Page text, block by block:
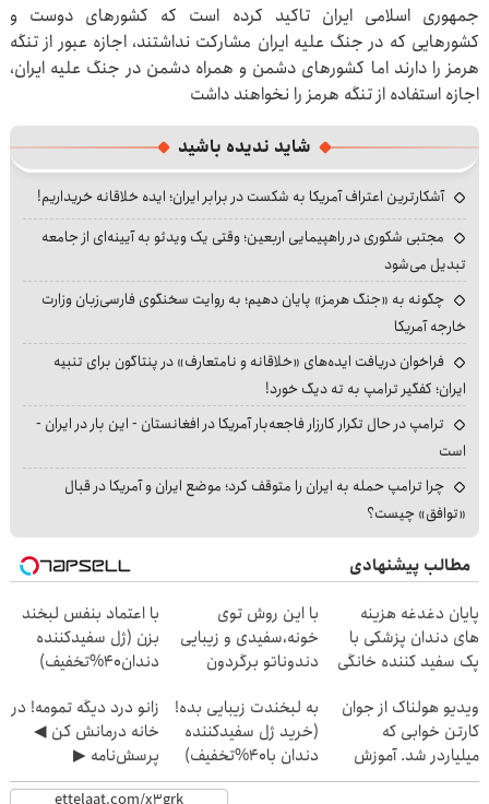
جمهوری اسلامی ایران تاکید کرده است که کشورهای دوست و
کشورهایی که در جنگ علیه ایران مشارکت نداشتند، اجازه عبور از تنگه
هرمز را دارند اما کشورهای دشمن و همراه دشمن در جنگ علیه ایران،
اجازه استفاده از تنگه هرمز را نخواهند داشت
شاید ندیده باشید
آشکارترین اعتراف آمریکا به شکست در برابر ایران؛ ایده خلاقانه خریداریم!
مجتبی شکوری در راهپیمایی اربعین؛ وقتی یک ویدئو به آیینه‌ای از جامعه
تبدیل می‌شود
چگونه به «جنگ هرمز» پایان دهیم؛ به روایت سخنگوی فارسی‌زبان وزارت
خارجه آمریکا
فراخوان دریافت ایده‌های «خلاقانه و نامتعارف» در پنتاگون برای تنبیه
ایران؛ کفگیر ترامپ به ته دیگ خورد!
ترامپ در حال تکرار کارزار فاجعه‌بار آمریکا در افغانستان - این بار در ایران -
است
چرا ترامپ حمله به ایران را متوقف کرد؛ موضع ایران و آمریکا در قبال
«توافق» چیست؟
مطالب پیشنهادی
پایان دغدغه هزینه
های دندان پزشکی با
پک سفید کننده خانگی
با این روش توی
خونه،سفیدی و زیبایی
دندوناتو برگردون
با اعتماد بنفس لبخند
بزن (ژل سفیدکننده
دندان40%تخفیف)
ویدیو هولناک از جوان
کارتن خوابی که
میلیاردر شد. آموزش
رایگان
به لبخندت زیبایی بده!
(خرید ژل سفیدکننده
دندان با40%تخفیف)
زانو درد دیگه تمومه! در
خانه درمانش کن ◀
پرسش‌نامه ▶